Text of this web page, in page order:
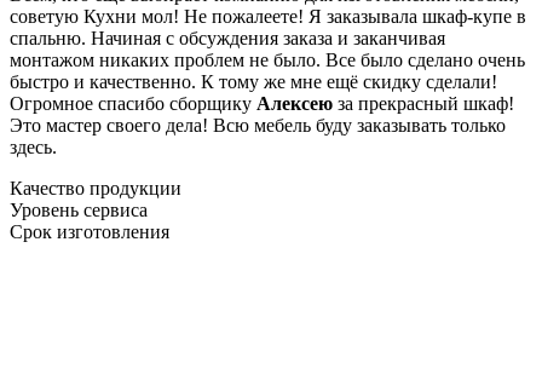
советую Кухни мол! Не пожалеете! Я заказывала шкаф-купе в
спальню. Начиная с обсуждения заказа и заканчивая
монтажом никаких проблем не было. Все было сделано очень
быстро и качественно. К тому же мне ещё скидку сделали!
Огромное спасибо сборщику Алексею за прекрасный шкаф!
Это мастер своего дела! Всю мебель буду заказывать только
здесь.
Качество продукции
Уровень сервиса
Срок изготовления